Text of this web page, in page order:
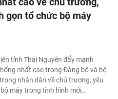
gọn tổ chức bộ máy
tỉnh Thái Nguyên đẩy mạnh
nhất cao trong Đảng bộ và hệ
nhân dân về chủ trương, yêu
máy trong tình hình mới…